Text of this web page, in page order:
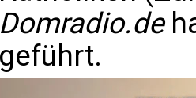
Domradio.de
geführt.